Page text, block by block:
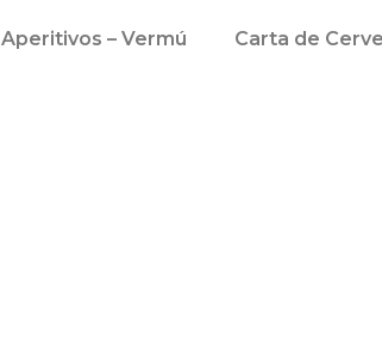
Aperitivos – Vermú Carta de